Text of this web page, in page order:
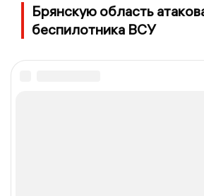
Брянскую область
беспилотника ВСУ